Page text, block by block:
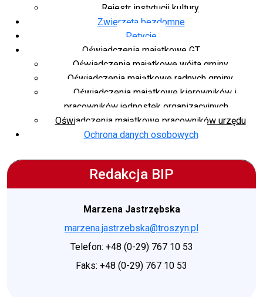
Rejestr instytucji kultury
Zwierzęta bezdomne
Petycje
Oświadczenia majątkowe GT
Oświadczenia majątkowe wójta gminy
Oświadczenia majątkowe radnych gminy
Oświadczenia majątkowe kierowników i
pracowników jednostek organizacyjnych
Oświadczenia majątkowe pracowników urzędu
Ochrona danych osobowych
Redakcja BIP
Marzena Jastrzębska
marzena.jastrzebska@troszyn.pl
Telefon: +48 (0-29) 767 10 53
Faks: +48 (0-29) 767 10 53